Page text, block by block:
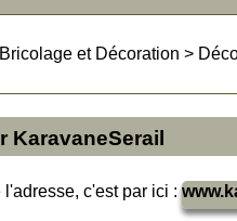
Bricolage et Décoration >
KaravaneSerail
l'adresse, c'est par ici :